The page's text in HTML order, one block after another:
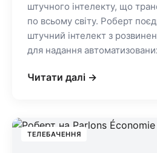
штучного інтелекту, що
по всьому світу. Роберт
штучний інтелект з
для надання
Читати далі →
ТЕЛЕБАЧЕННЯ